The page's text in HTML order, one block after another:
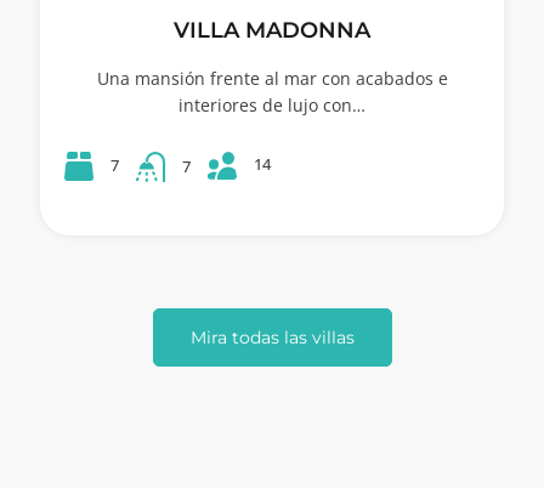
VILLA MADONNA
Una mansión frente al mar con acabados e
interiores de lujo con…
7 7 14
Mira todas las villas